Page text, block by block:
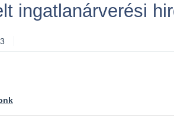
ingatlanárverési